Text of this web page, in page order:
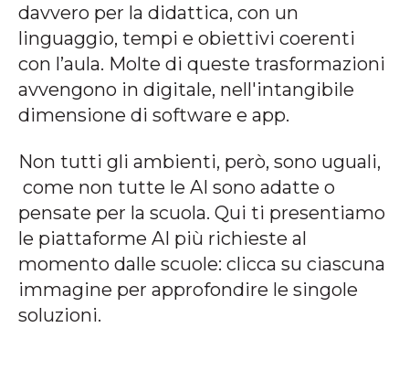
davvero per la didattica, con un
linguaggio, tempi e obiettivi coerenti
con l’aula. Molte di queste trasformazioni
avvengono in digitale, nell'intangibile
dimensione di software e app.
Non tutti gli ambienti, però, sono uguali,
come non tutte le AI sono adatte o
pensate per la scuola. Qui ti presentiamo
le piattaforme AI più richieste al
momento dalle scuole: clicca su ciascuna
immagine per approfondire le singole
soluzioni.